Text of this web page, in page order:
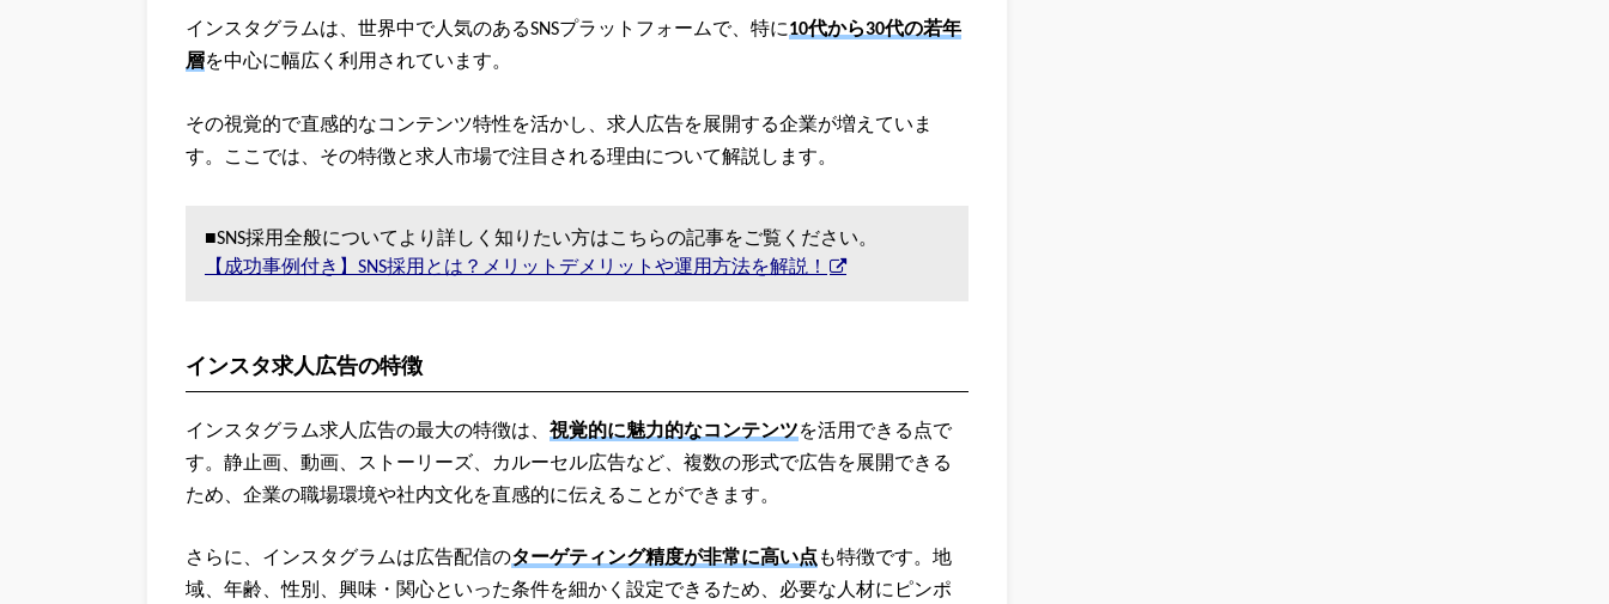
インスタグラムは、世界中で人気のあるSNSプラットフォームで、特に10代から30代の若年
層を中心に幅広く利用されています。
その視覚的で直感的なコンテンツ特性を活かし、求人広告を展開する企業が増えていま
す。ここでは、その特徴と求人市場で注目される理由について解説します。
■SNS採用全般についてより詳しく知りたい方はこちらの記事をご覧ください。
【成功事例付き】SNS採用とは？メリットデメリットや運用方法を解説！
インスタ求人広告の特徴
インスタグラム求人広告の最大の特徴は、 視覚的に魅力的なコンテンツを活用できる点で
す。静止画、動画、ストーリーズ、カルーセル広告など、複数の形式で広告を展開できる
ため、企業の職場環境や社内文化を直感的に伝えることができます。
さらに、インスタグラムは広告配信のターゲティング精度が非常に高い点 も特徴です。地
域、年齢、性別、興味・関心といった条件を細かく設定できるため、必要な人材にピンポ